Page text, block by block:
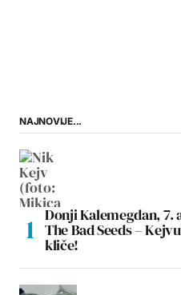
NAJNOVIJE...
Donji Kalemegdan, 7.
The Bad Seeds –
kliče!